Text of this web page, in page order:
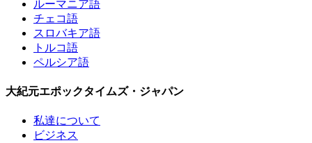
ルーマニア語
チェコ語
スロバキア語
トルコ語
ペルシア語
大紀元エポックタイムズ・ジャパン
私達について
ビジネス